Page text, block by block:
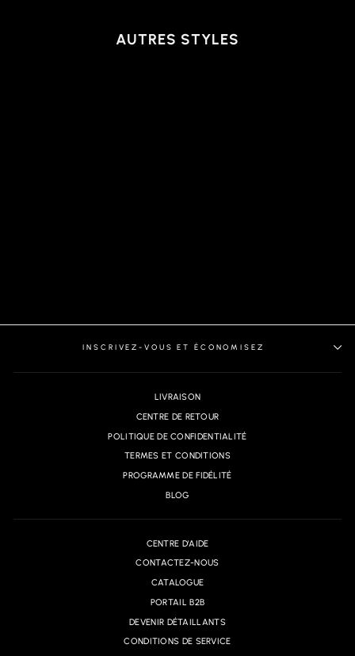
AUTRES STYLES
INSCRIVEZ-VOUS ET ÉCONOMISEZ
LIVRAISON
CENTRE DE RETOUR
POLITIQUE DE CONFIDENTIALITÉ
TERMES ET CONDITIONS
PROGRAMME DE FIDÉLITÉ
BLOG
CENTRE D'AIDE
CONTACTEZ-NOUS
CATALOGUE
PORTAIL B2B
DEVENIR DÉTAILLANTS
CONDITIONS DE SERVICE